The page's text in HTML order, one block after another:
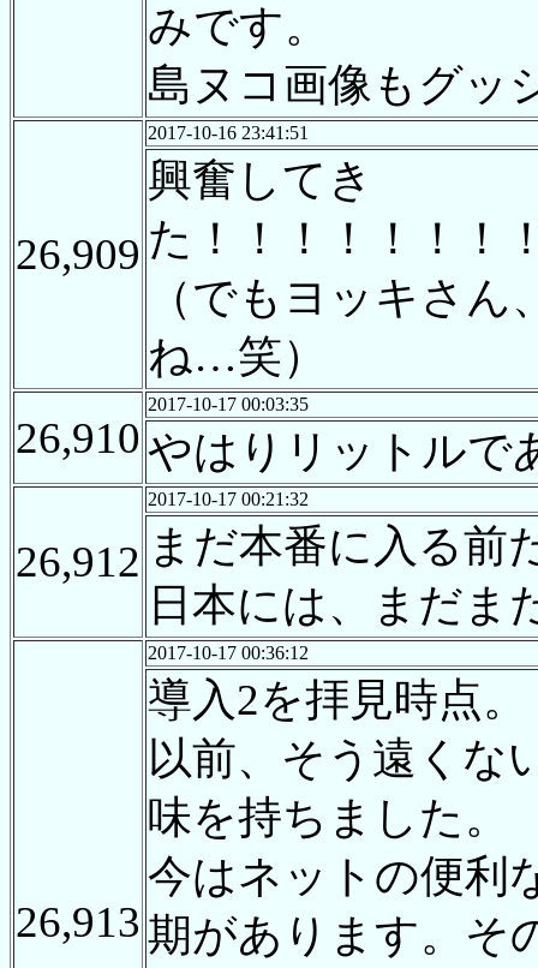
みです。
島ヌコ画像もグッ
26,909
2017-10-16 23:41:51
興奮してき
た！！！！！！！
（でもヨッキさ
ね…笑）
26,910
2017-10-17 00:03:35
やはりリットルで
26,912
2017-10-17 00:21:32
まだ本番に入る前
日本には、まだま
26,913
2017-10-17 00:36:12
導入2を拝見時点。
以前、そう遠くな
味を持ちました。
今はネットの便利
期があります。そ